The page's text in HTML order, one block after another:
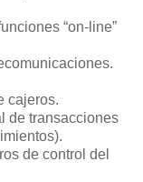
“on-line”
cajeros.
de transacciones
de control del